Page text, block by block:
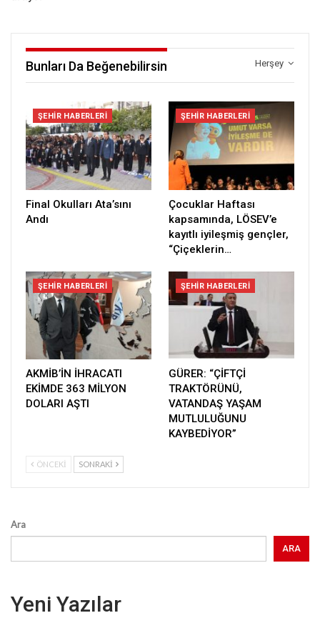
Herşey
Bunları Da Beğenebilirsin
ŞEHIR HABERLERI
Final Okulları Ata’sını
Andı
ŞEHIR HABERLERI
Çocuklar Haftası
kapsamında, LÖSEV’e
kayıtlı iyileşmiş gençler,
“Çiçeklerin…
ŞEHIR HABERLERI
AKMİB’İN İHRACATI
EKİMDE 363 MİLYON
DOLARI AŞTI
ŞEHIR HABERLERI
GÜRER: “ÇİFTÇİ
TRAKTÖRÜNÜ,
VATANDAŞ YAŞAM
MUTLULUĞUNU
KAYBEDİYOR”
ÖNCEKI SONRAKI
Ara
ARA
Yeni Yazılar